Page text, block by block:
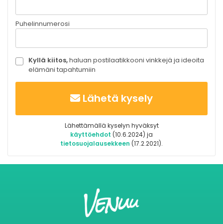
Puhelinnumerosi
Kyllä kiitos,haluan postilaatikkooni vinkkejä ja ideoita
elämäni tapahtumiin
Lähetä kysely
Lähettämällä kyselyn hyväksyt
käyttöehdot (10.6.2024) ja
tietosuojalausekkeen (17.2.2021).